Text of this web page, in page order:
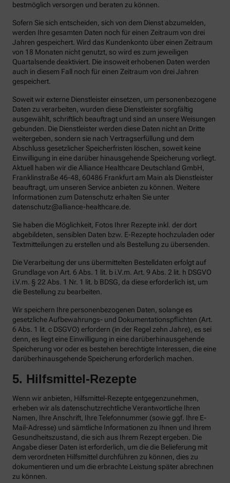
bestmöglich versorgen und beraten zu können.
Sofern Sie sich entscheiden, sich von dem Dienst abzumelden,
werden Ihre gesamten Daten noch für einen Zeitraum von drei
Jahren gespeichert. Wird das Kundenkonto über einen Zeitraum
von 18 Monaten nicht genutzt, so wird es zum jeweiligen
Quartalsende deaktiviert. Die insoweit erhobenen Daten werden
auch in diesem Fall noch für einen Zeitraum von drei Jahren
gespeichert.
Soweit wir externe Dienstleister einsetzen, um personenbezogene
Daten zu verarbeiten, wurden diese Dienstleister sorgfältig
ausgewählt, schriftlich beauftragt und sind an unsere Weisungen
gebunden. Die Dienstleister werden diese Daten nicht an Dritte
weitergeben, sondern sie nach Vertragserfüllung und dem
Abschluss gesetzlicher Speicherfristen löschen, soweit keine
Einwilligung in eine darüber hinausgehende Speicherung vorliegt.
Aktuell haben wir die Alliance Healthcare Deutschland GmbH,
Franklinstraße 46-48, 60486 Frankfurt am Main als Dienstleister
beauftragt, um unseren Service anbieten zu können. Weitere
Informationen zum Datenschutz erhalten Sie unter
datenschutz@alliance-healthcare.de.
Sie haben die Möglichkeit, Fotos Ihrer Rezepte inkl. der dort
abgebildeten, sensiblen Daten bzw. E-Rezepte hochzuladen oder
Textmitteilungen zu erstellen und als Bestellung zu übersenden.
Die Verarbeitung der uns übermittelten Bestelldaten erfolgt auf
Grundlage von Art. 6 Abs. 1 lit. b i.V.m. Art. 9 Abs. 2 lit. h DSGVO
i.V.m. § 22 Abs. 1 Nr. 1 lit. b BDSG, da diese erforderlich ist, um
die Bestellung zu bearbeiten.
Wir speichern Ihre personenbezogenen Daten, solange es
gesetzliche Aufbewahrungs- und Dokumentationspflichten (Art.
6 Abs. 1 lit. c DSGVO) erfordern (in der Regel zehn Jahre), es sei
denn, es liegt eine Einwilligung in eine darüberhinausgehende
Speicherung vor oder es bestehen berechtigte Interessen, die eine
darüberhinausgehende Speicherung erforderlich machen.
5. Hilfsmittel-Rezepte
Wenn wir anbieten, Hilfsmittel-Rezepte entgegenzunehmen,
erheben wir als datenschutzrechtliche Verantwortliche Ihren
Namen, Ihre Anschrift, Ihre Telefonnummer (sowie ggf. Ihre E-
Mail-Adresse) und sämtliche Informationen zu Ihnen und Ihrem
Gesundheitszustand, die sich aus Ihrem Rezept ergeben. Die
Angabe dieser Daten ist erforderlich, um die die Belieferung mit
dem verordneten Hilfsmittel durchführen zu können, dies zu
dokumentieren und um die erbrachte Leistung später abrechnen
zu können.